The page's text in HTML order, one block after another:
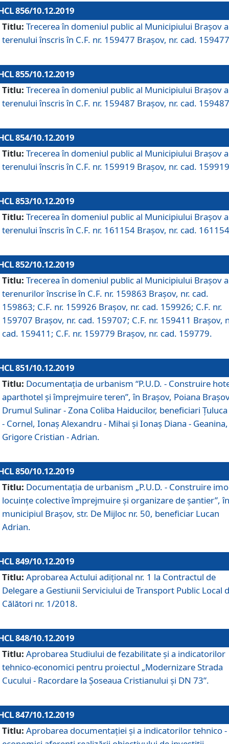
856/10.12.2019
Titlu: Trecerea în domeniul public al Municipiului Braşov a
terenului înscris în C.F. nr. 159477 Brașov, nr. cad.
855/10.12.2019
Titlu: Trecerea în domeniul public al Municipiului Braşov a
terenului înscris în C.F. nr. 159487 Brașov, nr. cad.
854/10.12.2019
Titlu: Trecerea în domeniul public al Municipiului Braşov a
terenului înscris în C.F. nr. 159919 Brașov, nr. cad.
853/10.12.2019
Titlu: Trecerea în domeniul public al Municipiului Braşov a
terenului înscris în C.F. nr. 161154 Brașov, nr. cad.
852/10.12.2019
Titlu: Trecerea în domeniul public al Municipiului Braşov a
terenurilor înscrise în C.F. nr. 159863 Brașov, nr. cad.
159863; C.F. nr. 159926 Brașov, nr. cad. 159926; C.F. nr.
159707 Brașov, nr. cad. 159707; C.F. nr. 159411 Brașov,
cad. 159411; C.F. nr. 159779 Brașov, nr. cad. 159779.
851/10.12.2019
Titlu: Documentaţia de urbanism “P.U.D. - Construire
aparthotel şi împrejmuire teren”, în Braşov, Poiana
Drumul Sulinar - Zona Coliba Haiducilor, beneficiari
- Cornel, Ionaş Alexandru - Mihai şi Ionaş Diana - Geanina,
Grigore Cristian - Adrian.
850/10.12.2019
Titlu: Documentaţia de urbanism „P.U.D. - Construire
locuințe colective împrejmuire și organizare de șantier”, în
municipiul Braşov, str. De Mijloc nr. 50, beneficiar Lucan
Adrian.
849/10.12.2019
Titlu: Aprobarea Actului adiţional nr. 1 la Contractul de
Delegare a Gestiunii Serviciului de Transport Public Local
Călători nr. 1/2018.
848/10.12.2019
Titlu: Aprobarea Studiului de fezabilitate şi a indicatorilor
tehnico-economici pentru proiectul „Modernizare Strada
Cucului - Racordare la Șoseaua Cristianului și DN 73”.
847/10.12.2019
Titlu: Aprobarea documentației și a indicatorilor tehnico -